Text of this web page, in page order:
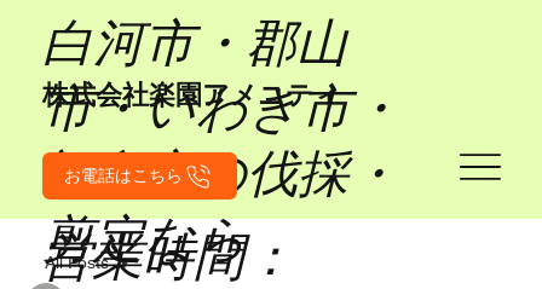
​白河市・郡山
市・いわき市・
福島市の伐採・
剪定なら
​株式会社楽園アメニティ
営業時間：
お電話はこちら
All Posts